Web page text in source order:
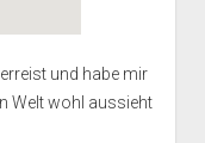
und habe mir
Welt wohl aussieht